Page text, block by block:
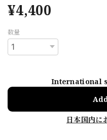
¥4,400
数量
International
日本国内に